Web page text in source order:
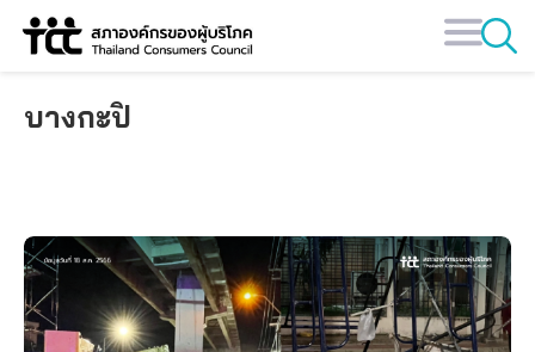
Skip
บางกะปิ